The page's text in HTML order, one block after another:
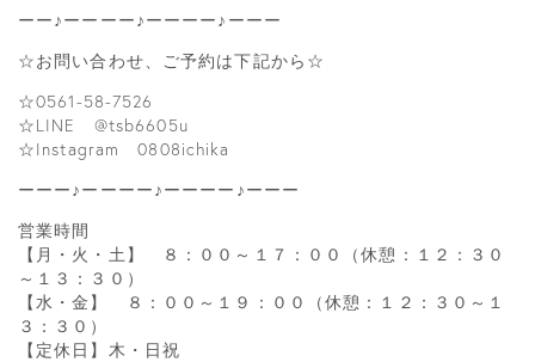
ーー♪ーーーー♪ーーーー♪ーーー
☆お問い合わせ、ご予約は下記から☆
☆0561-58-7526
☆LINE @tsb6605u
☆Instagram 0808ichika
ーーー♪ーーーー♪ーーーー♪ーーー
営業時間
【月・火・土】 ８：００～１７：００（休憩：１２：３０
～１３：３０）
【水・金】 ８：００～１９：００（休憩：１２：３０～１
３：３０）
【定休日】木・日祝